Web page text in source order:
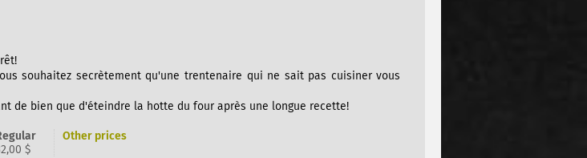
souhaitez secrètement qu'une trentenaire qui ne sait pas cuisiner vous
de bien que d'éteindre la hotte du four après une longue recette!
$
Other prices